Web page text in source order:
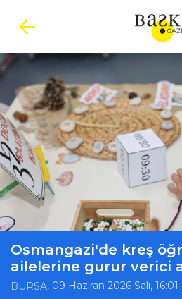
Osmangazi'de kreş
ailelerine gurur verici
BURSA, 09 Haziran 2026 Salı, 16:01